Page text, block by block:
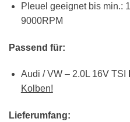
Pleuel geeignet bis min.:
9000RPM
Passend für:
Audi / VW – 2.0L 16V TSI
Kolben!
Lieferumfang: